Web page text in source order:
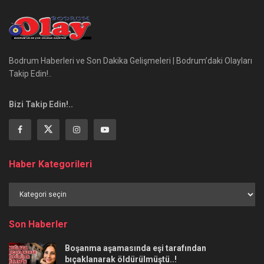
Bodrum Haberleri ve Son Dakika Gelişmeleri | Bodrum’daki Olayları
Takip Edin!..
Bizi Takip Edin!..
Haber Kategorileri
Kategorileri
Son Haberler
Boşanma aşamasında eşi tarafından
bıçaklanarak öldürülmüştü..!